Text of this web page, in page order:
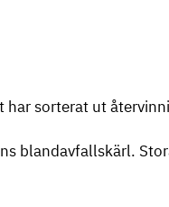
sorterat ut
blandavfallskärl.